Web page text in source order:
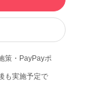
策・PayPayポ
も実施予定で